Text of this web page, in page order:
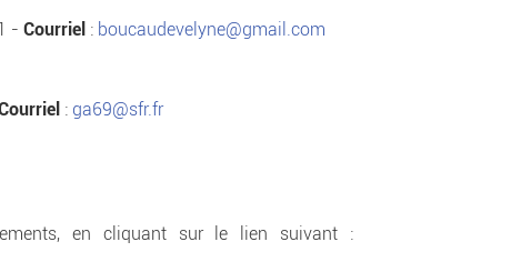
- Courriel : boucaudevelyne@gmail.com
: ga69@sfr.fr
en cliquant sur le lien suivant :